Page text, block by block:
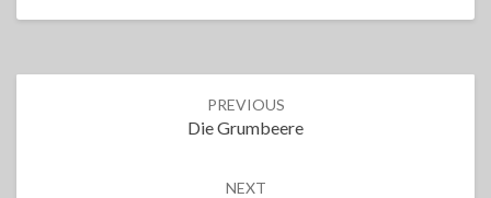
PREVIOUS
Die Grumbeere
NEXT